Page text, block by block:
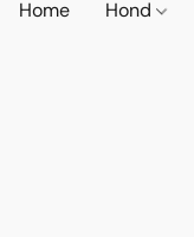
Home Hond